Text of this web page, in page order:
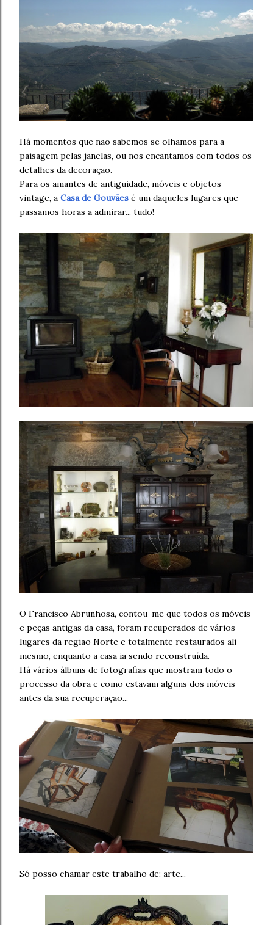
Há momentos que não sabemos se olhamos para a
paisagem pelas janelas, ou nos encantamos com todos os
detalhes da decoração.
Para os amantes de antiguidade, móveis e objetos
vintage, a Casa de Gouvães é um daqueles lugares que
passamos horas a admirar... tudo!
O Francisco Abrunhosa, contou-me que todos os móveis
e peças antigas da casa, foram recuperados de vários
lugares da região Norte e totalmente restaurados ali
mesmo, enquanto a casa ia sendo reconstruída.
Há vários álbuns de fotografias que mostram todo o
processo da obra e como estavam alguns dos móveis
antes da sua recuperação...
Só posso chamar este trabalho de: arte...